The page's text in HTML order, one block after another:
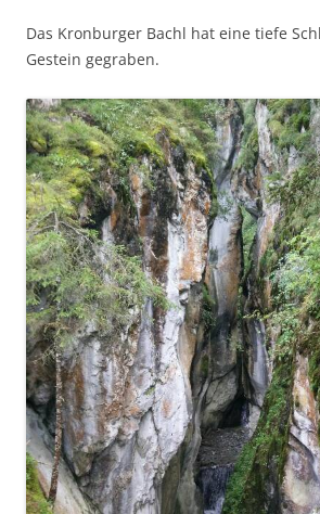
Das Kronburger Bachl hat eine tiefe
Gestein gegraben.